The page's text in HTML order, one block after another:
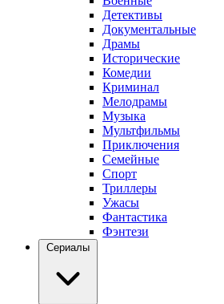
Детективы
Документальные
Драмы
Исторические
Комедии
Криминал
Мелодрамы
Музыка
Мультфильмы
Приключения
Семейные
Спорт
Триллеры
Ужасы
Фантастика
Фэнтези
Сериалы